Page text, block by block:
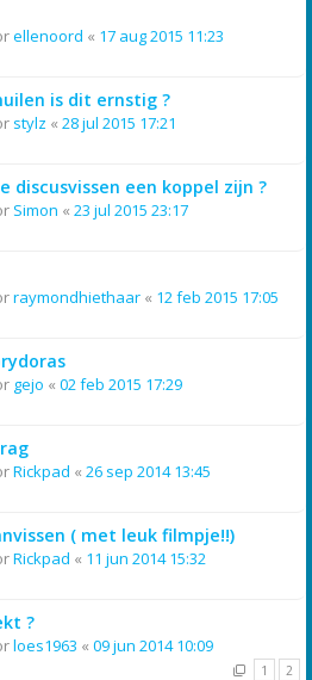
ellenoord « 17 aug 2015 11:23
is dit ernstig ?
stylz « 28 jul 2015 17:21
discusvissen een koppel zijn ?
Simon « 23 jul 2015 23:17
raymondhiethaar « 12 feb 2015 17:05
gejo « 02 feb 2015 17:29
Rickpad « 26 sep 2014 13:45
( met leuk filmpje!!)
Rickpad « 11 jun 2014 15:32
?
loes1963 « 09 jun 2014 10:09
1 2